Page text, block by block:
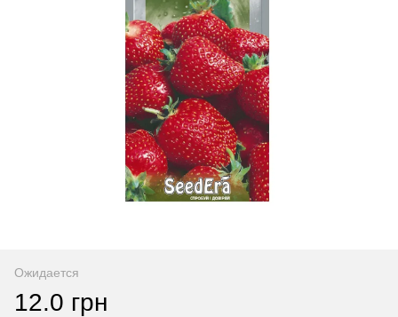
Ожидается
12.0 грн